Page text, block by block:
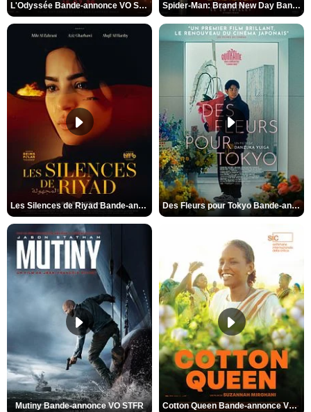
L'Odyssée Bande-annonce VO STFR Spider-Man: Brand New Day Bande-annonce VO STFR
Les Silences de Riyad Bande-annonce VO STFR Des Fleurs pour Tokyo Bande-annonce VO STFR
Mutiny Bande-annonce VO STFR Cotton Queen Bande-annonce VO STFR